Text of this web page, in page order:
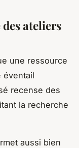
ateliers
une ressource
éventail
recense des
la recherche
aussi bien